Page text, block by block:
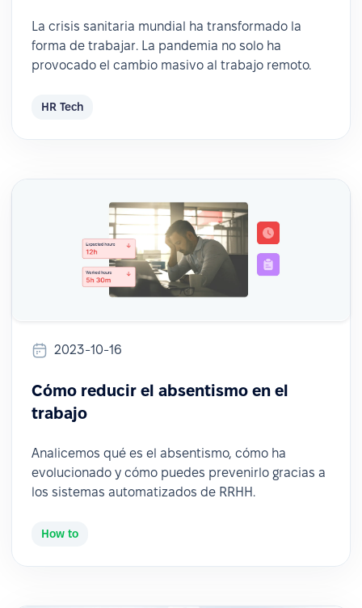
La crisis sanitaria mundial ha transformado la
forma de trabajar. La pandemia no solo ha
provocado el cambio masivo al trabajo remoto.
HR Tech
2023-10-16
Cómo reducir el absentismo en el
trabajo
Analicemos qué es el absentismo, cómo ha
evolucionado y cómo puedes prevenirlo gracias a
los sistemas automatizados de RRHH.
How to